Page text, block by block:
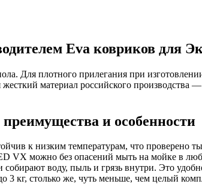
Eva ковриков для
Для плотного прилегания при
материал российского
и особенности
к низким температурам, что проверено
VX можно без опасений мыть на мойке в
воду, пыль и грязь внутри. Это
3 кг, столько же, чуть меньше, чем целый